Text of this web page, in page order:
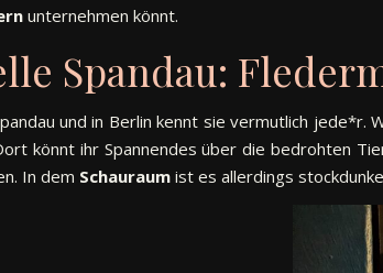
unternehmen könnt.
Spandau:
und in Berlin kennt sie vermutlich jede*r.
könnt ihr Spannendes über die bedrohten
In dem Schauraum ist es allerdings